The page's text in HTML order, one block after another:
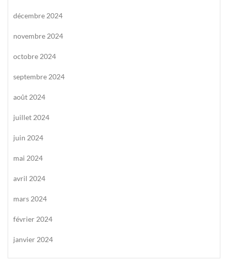
décembre 2024
novembre 2024
octobre 2024
septembre 2024
août 2024
juillet 2024
juin 2024
mai 2024
avril 2024
mars 2024
février 2024
janvier 2024